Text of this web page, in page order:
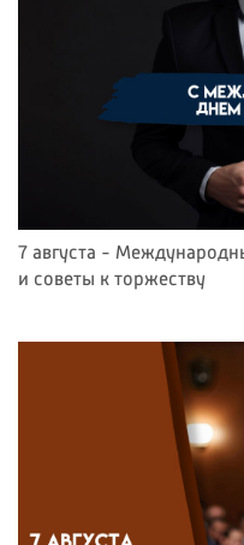
7 августа -
и советы к торжеству